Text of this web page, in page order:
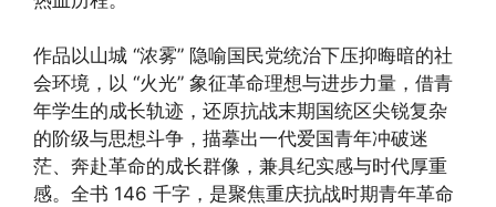
作品以山城 “浓雾” 隐喻国民党统治下压抑晦暗的社
会环境，以 “火光” 象征革命理想与进步力量，借青
年学生的成长轨迹，还原抗战末期国统区尖锐复杂
的阶级与思想斗争，描摹出一代爱国青年冲破迷
茫、奔赴革命的成长群像，兼具纪实感与时代厚重
感。全书 146 千字，是聚焦重庆抗战时期青年革命